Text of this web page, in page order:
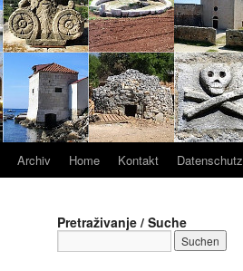
Archiv Home Kontakt Datenschutz
Pretraživanje / Suche